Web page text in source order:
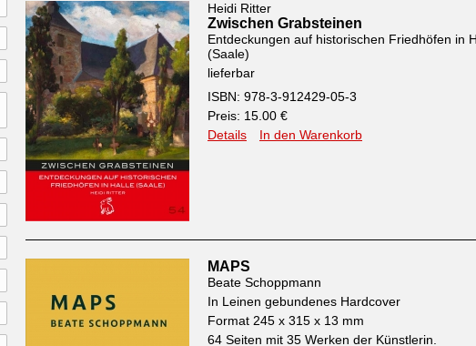
Heidi Ritter
Zwischen Grabsteinen
Entdeckungen auf historischen Friedhöfen in
(Saale)
lieferbar
ISBN: 978-3-912429-05-3
Preis: 15.00 €
Details
In den Warenkorb
MAPS
Beate Schoppmann
In Leinen gebundenes Hardcover
Format 245 x 315 x 13 mm
64 Seiten mit 35 Werken der Künstlerin.